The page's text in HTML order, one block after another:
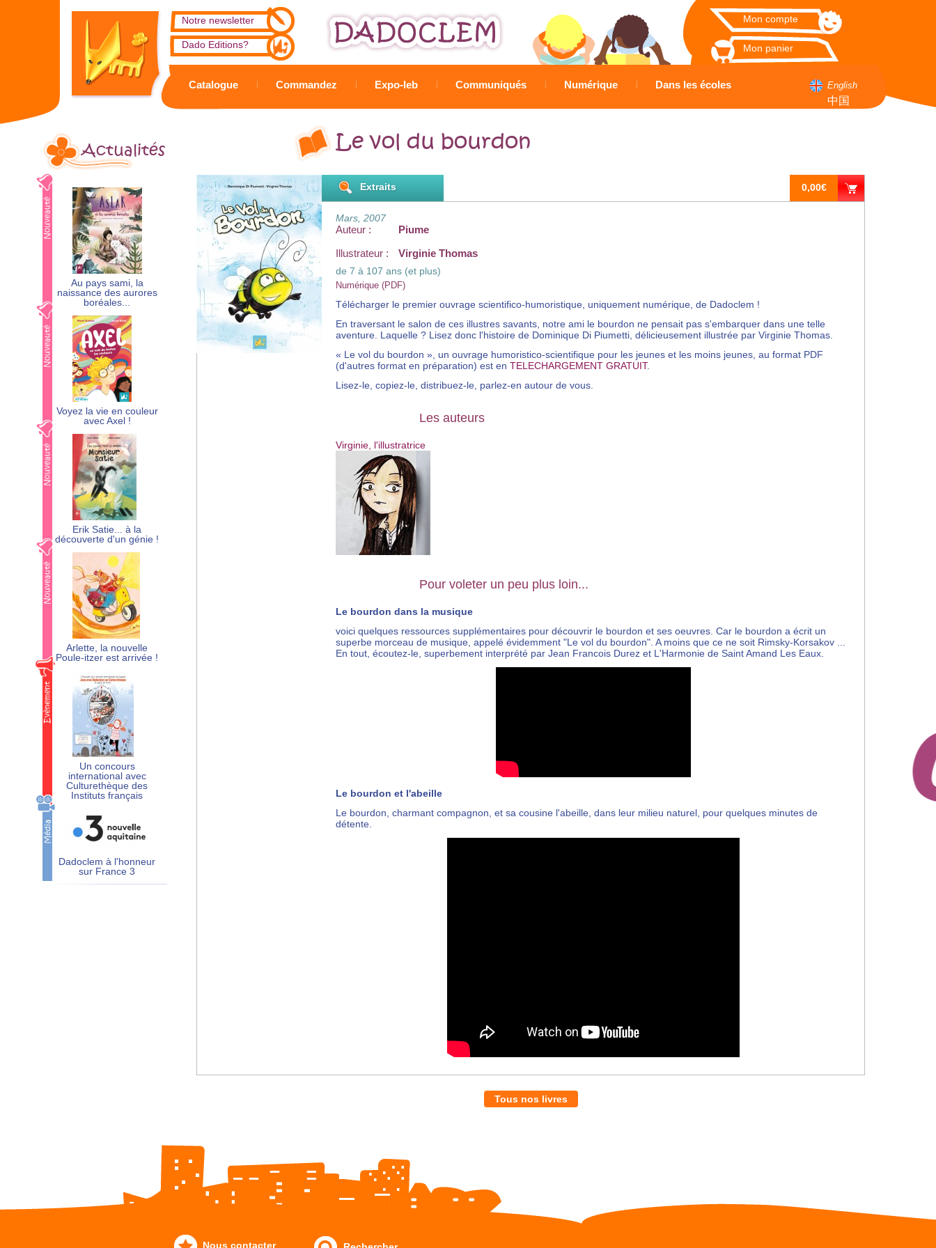
Mon compte
Mon panier
Notre newsletter
Dado Editions?
Catalogue Commandez Expo-leb Communiqués Numérique Dans les écoles English
中国
Le vol du bourdon
0,00€
Extraits
Mars, 2007
Auteur :
Piume
Illustrateur :
Virginie Thomas
de 7 à 107 ans (et plus)
Numérique (PDF)
Télécharger le premier ouvrage scientifico-humoristique, uniquement numérique, de Dadoclem !
En traversant le salon de ces illustres savants, notre ami le bourdon ne pensait pas s'embarquer dans une telle
aventure. Laquelle ? Lisez donc l'histoire de Dominique Di Piumetti, délicieusement illustrée par Virginie Thomas.
« Le vol du bourdon », un ouvrage humoristico-scientifique pour les jeunes et les moins jeunes, au format PDF
(d'autres format en préparation) est en TELECHARGEMENT GRATUIT.
Lisez-le, copiez-le, distribuez-le, parlez-en autour de vous.
Les auteurs
Virginie, l'illustratrice
Pour voleter un peu plus loin...
Le bourdon dans la musique
voici quelques ressources supplémentaires pour découvrir le bourdon et ses oeuvres. Car le bourdon a écrit un
superbe morceau de musique, appelé évidemment "Le vol du bourdon". A moins que ce ne soit Rimsky-Korsakov ...
En tout, écoutez-le, superbement interprété par Jean Francois Durez et L'Harmonie de Saint Amand Les Eaux.
Le bourdon et l'abeille
Le bourdon, charmant compagnon, et sa cousine l'abeille, dans leur milieu naturel, pour quelques minutes de
détente.
Tous nos livres
Actualités
Au pays sami, la
naissance des aurores
boréales...
Voyez la vie en couleur
avec Axel !
Erik Satie... à la
découverte d'un génie !
Arlette, la nouvelle
Poule-itzer est arrivée !
Un concours
international avec
Culturethèque des
Instituts français
Dadoclem à l'honneur
sur France 3
Nous contacter